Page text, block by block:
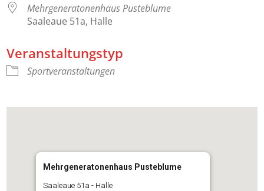
Mehrgeneratonenhaus Pusteblume
Saaleaue 51a, Halle
Veranstaltungstyp
Sportveranstaltungen
Mehrgeneratonenhaus Pusteblume
Saaleaue 51a - Halle